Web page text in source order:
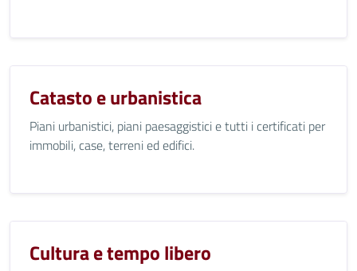
Catasto e urbanistica
Piani urbanistici, piani paesaggistici e tutti i certificati per
immobili, case, terreni ed edifici.
Cultura e tempo libero